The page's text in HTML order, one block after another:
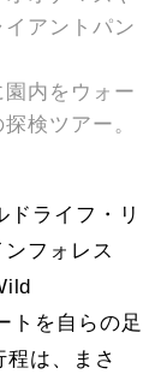
アントパン
内をウォー
検ツアー。
ドライフ・リ
フォレス
トを自らの足
は、まさ